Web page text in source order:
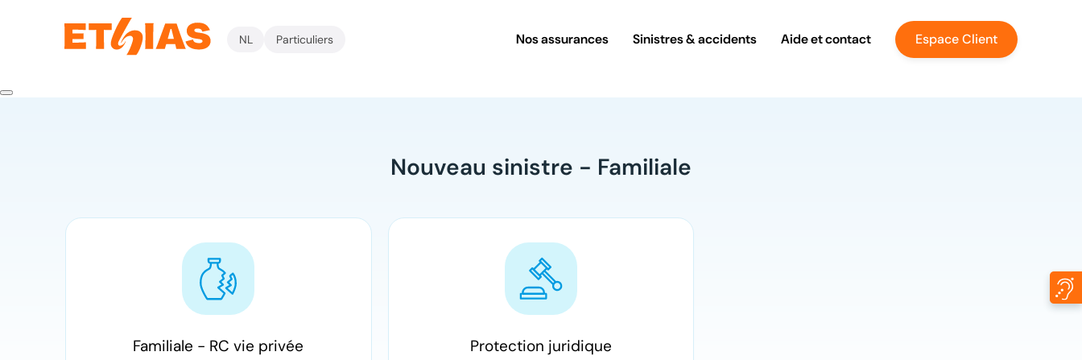
NL Particuliers Nos assurances Sinistres & accidents Aide et contact Espace Client
Nouveau sinistre - Familiale
Familiale - RC vie privée Protection juridique